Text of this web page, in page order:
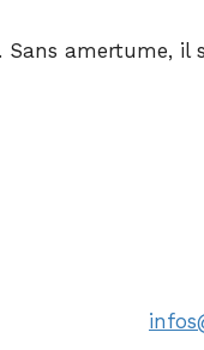
amertume, il